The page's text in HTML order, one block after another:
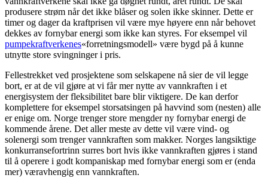
produsere strøm når det ikke blåser og solen ikke skinner. Dette er
timer og dager da kraftprisen vil være mye høyere enn når behovet
dekkes av fornybar energi som ikke kan styres. For eksempel vil
pumpekraftverkenes«forretningsmodell» være bygd på å kunne
utnytte store svingninger i pris.
Fellestrekket ved prosjektene som selskapene nå sier de vil legge
bort, er at de vil gjøre at vi får mer nytte av vannkraften i et
energisystem der fleksibilitet bare blir viktigere. De kan derfor
komplettere for eksempel storsatsingen på havvind som (nesten) alle
er enige om. Norge trenger store mengder ny fornybar energi de
kommende årene. Det aller meste av dette vil være vind- og
solenergi som trenger vannkraften som makker. Norges langsiktige
konkurransefortrinn surres bort hvis ikke vannkraften gjøres i stand
til å operere i godt kompaniskap med fornybar energi som er (enda
mer) væravhengig enn vannkraften.